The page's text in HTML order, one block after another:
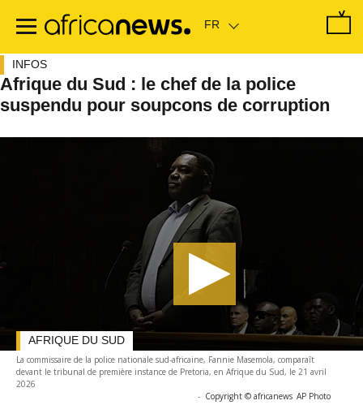
contenu
INFOS
Afrique du Sud : le chef de la police
suspendu pour soupcons de corruption
La commissaire de la police nationale sud-africaine, Fannie Masemola, comparaît
devant le tribunal de première instance de Pretoria, en Afrique du Sud, le 21 avril
2026
- Copyright © africanews AP Photo
AFRIQUE DU SUD